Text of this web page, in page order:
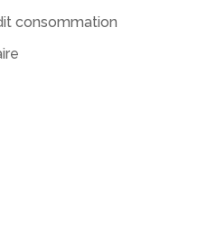
consommation